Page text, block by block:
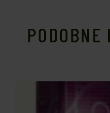
PODOBNE